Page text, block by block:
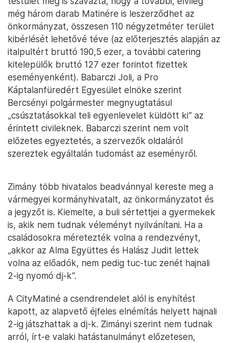
még három darab Matinére is leszerződhet az
önkormányzat, összesen 110 négyzetméter terület
kibérlését lehetővé téve (az előterjesztés alapján az
italpultért bruttó 190,5 ezer, a további catering
kitelepülők bruttó 127 ezer forintot fizettek
eseményenként). Babarczi Joli, a Pro
Káptalanfüredért Egyesület elnöke szerint
Bercsényi polgármester megnyugtatásul
„csúsztatásokkal teli egyenlevelet küldött ki” az
érintett civileknek. Babarczi szerint nem volt
előzetes egyeztetés, a szervezők oldaláról
szereztek egyáltalán tudomást az eseményről.
Zimány több hivatalos beadvánnyal kereste meg a
vármegyei kormányhivatalt, az önkormányzatot és
a jegyzőt is. Kiemelte, a buli sértettjei a gyermekek
is, akik nem tudnak véleményt nyilvánítani. Ha a
családosokra méretezték volna a rendezvényt,
„akkor az Alma Együttes és Halász Judit lettek
volna az előadók, nem pedig tuc-tuc zenét hajnali
2-ig nyomó dj-k”.
A CityMatiné a csendrendelet alól is enyhítést
kapott, az alapvető éjfeles elnémítás helyett hajnali
2-ig játszhattak a dj-k. Zimányi szerint nem tudnak
arról, írt-e valaki hatástanulmányt előzetesen,